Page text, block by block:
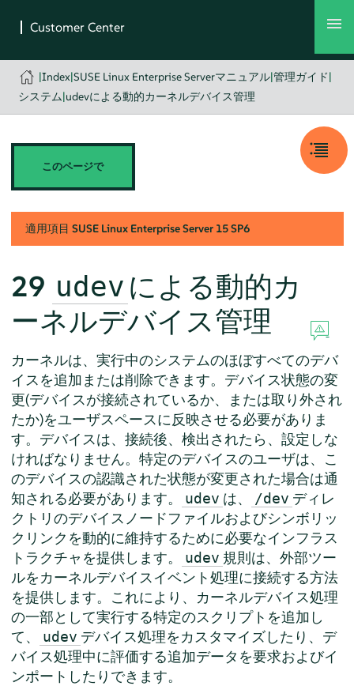
|Index|SUSE Linux Enterprise Serverマニュアル|管理ガイド|
システム|udevによる動的カーネルデバイス管理
このページで
適用項目 SUSE Linux Enterprise Server 15 SP6
29 udev による動的カ
ーネルデバイス管理
カーネルは、実行中のシステムのほぼすべてのデバ
イスを追加または削除できます。デバイス状態の変
更(デバイスが接続されているか、または取り外され
たか)をユーザスペースに反映させる必要がありま
す。デバイスは、接続後、検出されたら、設定しな
ければなりません。特定のデバイスのユーザは、こ
のデバイスの認識された状態が変更された場合は通
知される必要があります。
udev は、 /dev ディレ
クトリのデバイスノードファイルおよびシンボリッ
クリンクを動的に維持するために必要なインフラス
トラクチャを提供します。
udev 規則は、外部ツー
ルをカーネルデバイスイベント処理に接続する方法
を提供します。これにより、カーネルデバイス処理
の一部として実行する特定のスクリプトを追加し
て、
udev デバイス処理をカスタマイズしたり、デ
バイス処理中に評価する追加データを要求およびイ
ンポートしたりできます。